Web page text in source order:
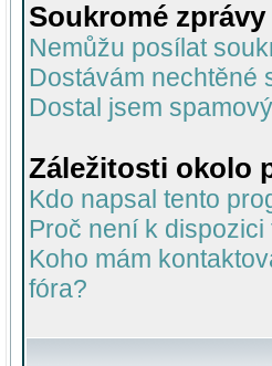
Soukromé zprávy
Nemůžu posílat
Dostávám nechtěné
Dostal jsem
Záležitosti okolo
Kdo napsal tento
Proč není k dispozici
Koho mám
fóra?